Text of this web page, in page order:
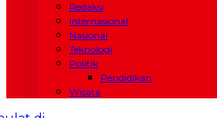
Redaksi
Internasional
Nasional
Teknologi
Politik
Pendidikan
Wisata